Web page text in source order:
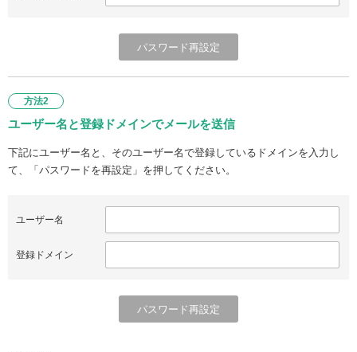
方法2
ユーザー名と登録ドメインでメールを送信
下記にユーザー名と、そのユーザー名で登録しているドメインを入力し
て、「パスワードを再設定」を押してください。
ユーザー名
登録ドメイン